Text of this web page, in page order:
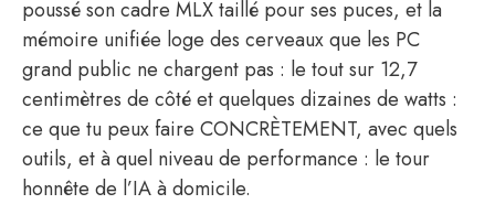
poussé son cadre MLX taillé pour ses puces, et la
mémoire unifiée loge des cerveaux que les PC
grand public ne chargent pas : le tout sur 12,7
centimètres de côté et quelques dizaines de watts :
ce que tu peux faire CONCRÈTEMENT, avec quels
outils, et à quel niveau de performance : le tour
honnête de l’IA à domicile.